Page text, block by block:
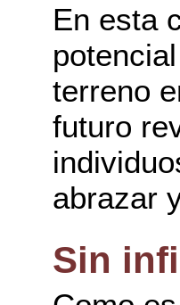
En esta
terreno
futuro
abrazar
Sin